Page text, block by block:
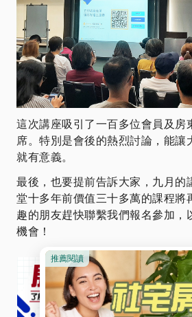
這次講座吸引了一百多位會員及房
席。特別是會後的熱烈討論，能讓
就有意義。
最後，也要提前告訴大家，九月的
堂十多年前價值三十多萬的課程將
趣的朋友趕快聯繫我們報名參加，
機會！​